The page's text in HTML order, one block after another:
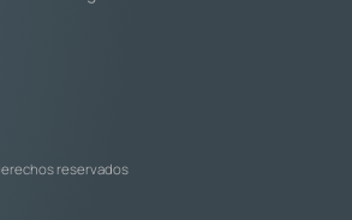
reservados